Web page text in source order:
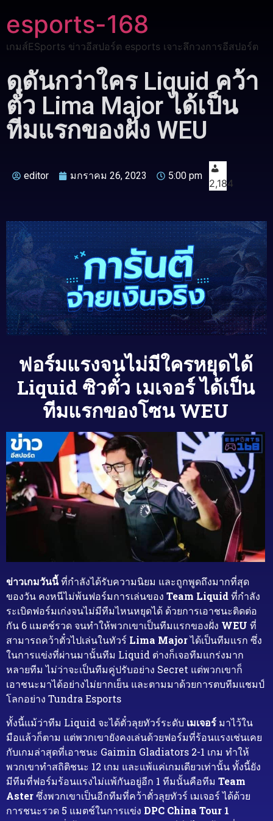
esports-168
เกมส์ESports ข่าวอีสปอร์ต esports เจาะลึกวงการอีสปอร์ต
ดุดันกว่าใคร Liquid คว้า
ตั๋ว Lima Major ได้เป็น
ทีมแรกของฝั่ง WEU
editor มกราคม 26, 2023 5:00 pm
2,184
ฟอร์มแรงจนไม่มีใครหยุดได้
Liquid ซิวตั๋ว เมเจอร์ ได้เป็น
ทีมแรกของโซน WEU
ข่าวเกมวันนี้ที่กำลังได้รับความนิยม และถูกพูดถึงมากที่สุด
ของวัน คงหนีไม่พ้นฟอร์มการเล่นของ Team Liquidที่กำลัง
ระเบิดฟอร์มเก่งจนไม่มีทีมไหนหยุดได้ ด้วยการเอาชนะติดต่อ
กัน 6 แมตช์รวด จนทำให้พวกเขาเป็นทีมแรกของฝั่ง WEU ที่
สามารถคว้าตั๋วไปเล่นในทัวร์ Lima Majorได้เป็นทีมแรก ซึ่ง
ในการแข่งที่ผ่านมานั้นทีม Liquid ต่างก็เจอทีมแกร่งมาก
หลายทีม ไม่ว่าจะเป็นทีมคู่ปรับอย่าง Secret แต่พวกเขาก็
เอาชนะมาได้อย่างไม่ยากเย็น และตามมาด้วยการตบทีมแชมป์
โลกอย่าง Tundra Esports
ทั้งนี้แม้ว่าทีม Liquid จะได้ตั๋วลุยทัวร์ระดับ เมเจอร์ มาไว้ใน
มือแล้วก็ตาม แต่พวกเขายังคงเล่นด้วยฟอร์มที่ร้อนแรงเช่นเคย
กับเกมล่าสุดที่เอาชนะ Gaimin Gladiators 2-1 เกม ทำให้
พวกเขาทำสถิติชนะ 12 เกม และแพ้แค่เกมเดียวเท่านั้น ทั้งนี้ยัง
มีทีมที่ฟอร์มร้อนแรงไม่แพ้กันอยู่อีก 1 ทีมนั้นคือทีม Team
Asterซึ่งพวกเขาเป็นอีกทีมที่คว้าตั๋วลุยทัวร์ เมเจอร์ ได้ด้วย
การชนะรวด 5 แมตช์ในการแข่ง DPC China Tour 1